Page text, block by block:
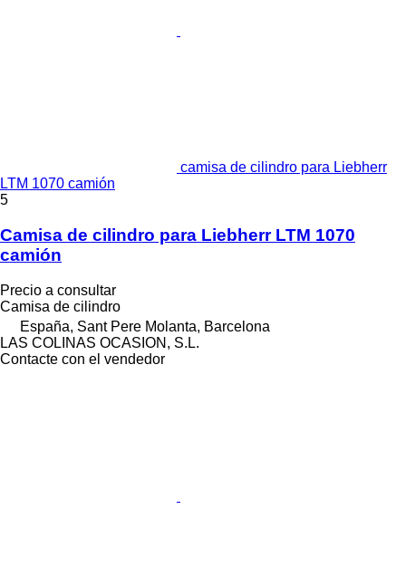
camisa de cilindro para Liebherr
LTM 1070 camión
5
Camisa de cilindro para Liebherr LTM 1070
camión
Precio a consultar
Camisa de cilindro
España, Sant Pere Molanta, Barcelona
LAS COLINAS OCASION, S.L.
Contacte con el vendedor